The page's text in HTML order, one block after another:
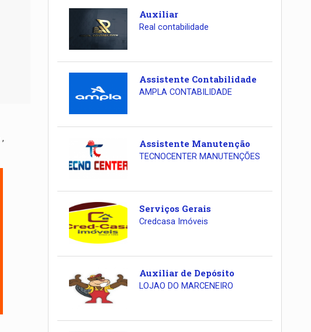
,
Auxiliar
Real contabilidade
Assistente Contabilidade
AMPLA CONTABILIDADE
Assistente Manutenção
TECNOCENTER MANUTENÇÕES
Serviços Gerais
Credcasa Imóveis
Auxiliar de Depósito
LOJAO DO MARCENEIRO